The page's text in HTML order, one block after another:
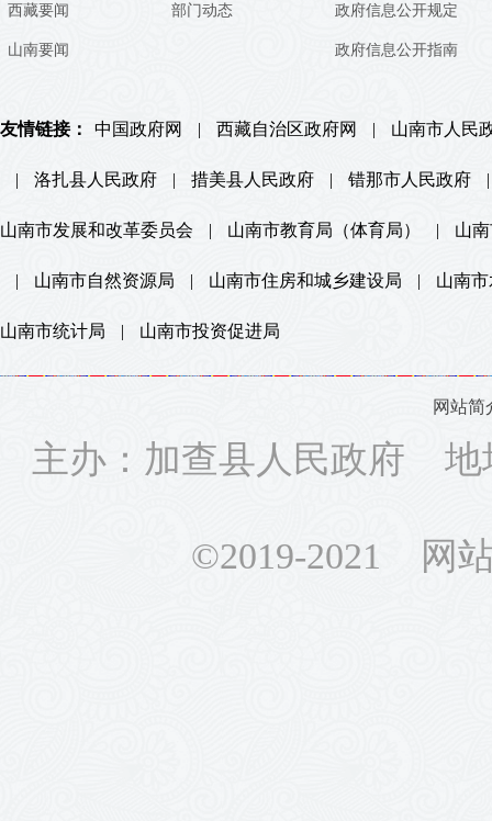
西藏要闻
山南要闻
部门动态 政府信息公开规定
政府信息公开指南
友情链接： 中国政府网 | 西藏自治区政府网 | 山南市人民
| 洛扎县人民政府 | 措美县人民政府 | 错那市人民政府 |
山南市发展和改革委员会 | 山南市教育局（体育局） | 山
| 山南市自然资源局 | 山南市住房和城乡建设局 | 山南
山南市统计局 | 山南市投资促进局
网站简
主办：加查县人民政府 地
©2019-2021 网